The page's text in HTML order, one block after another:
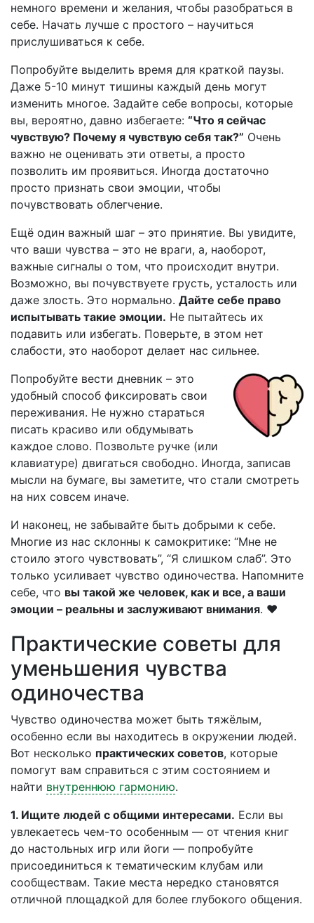
немного времени и желания, чтобы разобраться в
себе. Начать лучше с простого – научиться
прислушиваться к себе.
Попробуйте выделить время для краткой паузы.
Даже 5-10 минут тишины каждый день могут
изменить многое. Задайте себе вопросы, которые
вы, вероятно, давно избегаете: “Что я сейчас
чувствую? Почему я чувствую себя так?” Очень
важно не оценивать эти ответы, а просто
позволить им проявиться. Иногда достаточно
просто признать свои эмоции, чтобы
почувствовать облегчение.
Ещё один важный шаг – это принятие. Вы увидите,
что ваши чувства – это не враги, а, наоборот,
важные сигналы о том, что происходит внутри.
Возможно, вы почувствуете грусть, усталость или
даже злость. Это нормально. Дайте себе право
испытывать такие эмоции. Не пытайтесь их
подавить или избегать. Поверьте, в этом нет
слабости, это наоборот делает нас сильнее.
Попробуйте вести дневник – это
удобный способ фиксировать свои
переживания. Не нужно стараться
писать красиво или обдумывать
каждое слово. Позвольте ручке (или
клавиатуре) двигаться свободно. Иногда, записав
мысли на бумаге, вы заметите, что стали смотреть
на них совсем иначе.
И наконец, не забывайте быть добрыми к себе.
Многие из нас склонны к самокритике: “Мне не
стоило этого чувствовать”, “Я слишком слаб”. Это
только усиливает чувство одиночества. Напомните
себе, что вы такой же человек, как и все, а ваши
эмоции – реальны и заслуживают внимания. ❤️
Практические советы для
уменьшения чувства
одиночества
Чувство одиночества может быть тяжёлым,
особенно если вы находитесь в окружении людей.
Вот несколько практических советов, которые
помогут вам справиться с этим состоянием и
найти внутреннюю гармонию.
1. Ищите людей с общими интересами. Если вы
увлекаетесь чем-то особенным — от чтения книг
до настольных игр или йоги — попробуйте
присоединиться к тематическим клубам или
сообществам. Такие места нередко становятся
отличной площадкой для более глубокого общения.